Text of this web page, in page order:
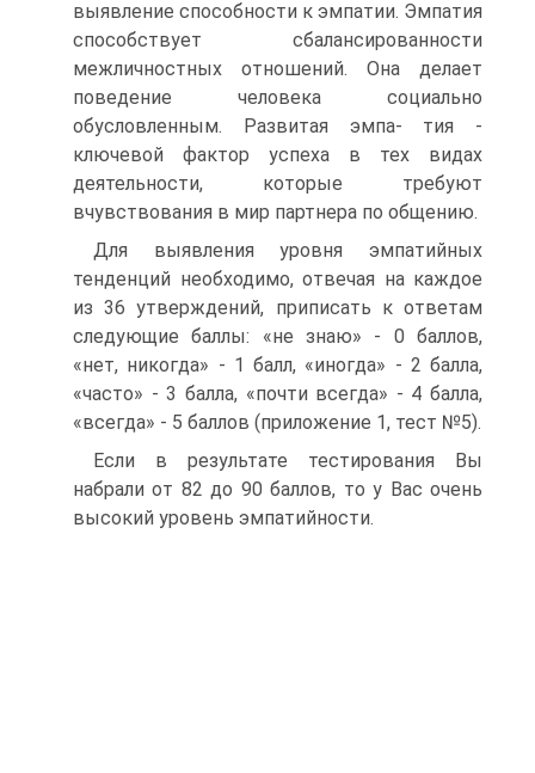
выявление способности к эмпатии. Эмпатия
способствует сбалансированности
межличностных отношений. Она делает
поведение человека социально
обусловленным. Развитая эмпа- тия -
ключевой фактор успеха в тех видах
деятельности, которые требуют
вчувствования в мир партнера по общению.
Для выявления уровня эмпатийных
тенденций необходимо, отвечая на каждое
из 36 утверждений, приписать к ответам
следующие баллы: «не знаю» - 0 баллов,
«нет, никогда» - 1 балл, «иногда» - 2 балла,
«часто» - 3 балла, «почти всегда» - 4 балла,
«всегда» - 5 баллов (приложение 1, тест №5).
Если в результате тестирования Вы
набрали от 82 до 90 баллов, то у Вас очень
высокий уровень эмпатийности.